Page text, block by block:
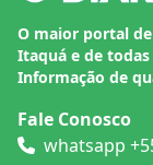
O maior portal
Itaquá e de
Informação de
Fale Conosco
whatsapp